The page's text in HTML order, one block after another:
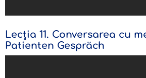
Lecția 11. Conversarea cu
Patienten Gespräch